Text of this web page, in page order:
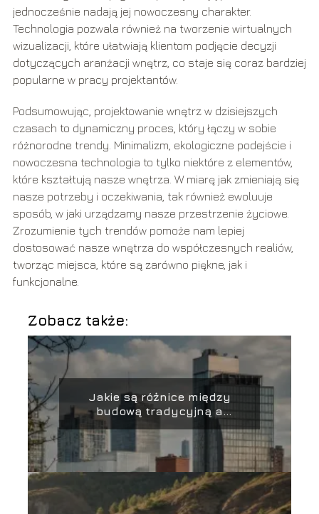
jednocześnie nadają jej nowoczesny charakter.
Technologia pozwala również na tworzenie wirtualnych
wizualizacji, które ułatwiają klientom podjęcie decyzji
dotyczących aranżacji wnętrz, co staje się coraz bardziej
popularne w pracy projektantów.
Podsumowując, projektowanie wnętrz w dzisiejszych
czasach to dynamiczny proces, który łączy w sobie
różnorodne trendy. Minimalizm, ekologiczne podejście i
nowoczesna technologia to tylko niektóre z elementów,
które kształtują nasze wnętrza. W miarę jak zmieniają się
nasze potrzeby i oczekiwania, tak również ewoluuje
sposób, w jaki urządzamy nasze przestrzenie życiowe.
Zrozumienie tych trendów pomoże nam lepiej
dostosować nasze wnętrza do współczesnych realiów,
tworząc miejsca, które są zarówno piękne, jak i
funkcjonalne.
Zobacz także:
Jakie są różnice między
budową tradycyjną a